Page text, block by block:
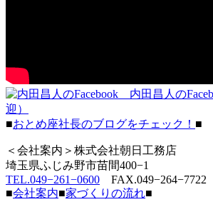
内田昌人の
迎）
■おとめ座社長のブログをチェック！ ■
＜会社案内＞株式会社朝日工務店
埼玉県ふじみ野市苗間400−1
TEL.049−261−0600 FAX.049−264−7722
■会社案内■家づくりの流れ■